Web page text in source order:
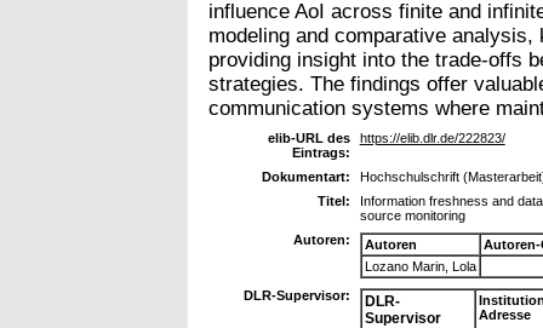
influence AoI across finite and
modeling and comparative
providing insight into the trade-offs
strategies. The findings offer
communication systems where
elib-URL des
Eintrags:
https://elib.dlr.de/222823/
Dokumentart:
Hochschulschrift
Titel:
Information freshness and
source monitoring
Autoren:
Autoren
Autoren-
Lozano Marin, Lola
DLR-Supervisor:
DLR-
Supervisor
Adresse